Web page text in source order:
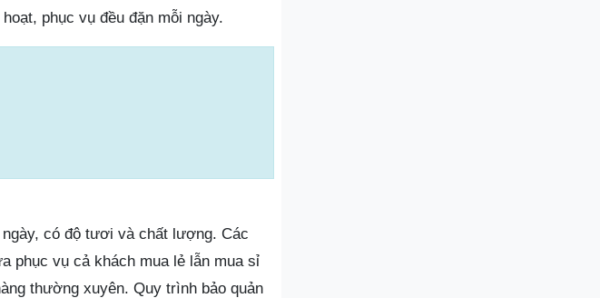
phục vụ đều đặn mỗi ngày.
có độ tươi và chất lượng. Các
phục vụ cả khách mua lẻ lẫn mua sỉ
thường xuyên. Quy trình bảo quản